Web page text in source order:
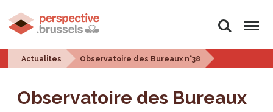
Rechercher
Menu
Actualites Observatoire des Bureaux n°38
Observatoire des Bureaux